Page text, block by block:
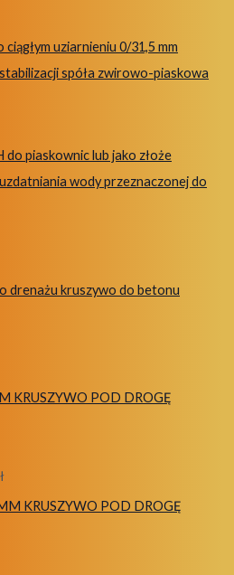
uziarnieniu 0/31,5 mm
spóła zwirowo-piaskowa
do piaskownic lub jako złoże
wody przeznaczonej do
drenażu kruszywo do betonu
KRUSZYWO POD DROGĘ
KRUSZYWO POD DROGĘ